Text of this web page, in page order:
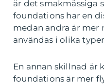
är det smakmässiga
foundations har en
medan andra är mer
användas i olika
En annan skillnad är
foundations är mer